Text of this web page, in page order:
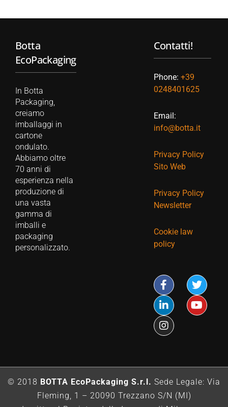
Botta
EcoPackaging
In Botta
Packaging,
creiamo
imballaggi in
cartone
ondulato.
Abbiamo oltre
70 anni di
esperienza nella
produzione di
una vasta
gamma di
imballi e
packaging
personalizzato.
Contatti!
Phone: +39
0248401625
Email:
info@botta.it
Privacy Policy
Sito Web
Privacy Policy
Newsletter
Cookie law
policy
© 2018 BOTTA EcoPackaging S.r.l. Sede Legale: Via
Fleming, 1 – 20090 Trezzano S/N (MI)